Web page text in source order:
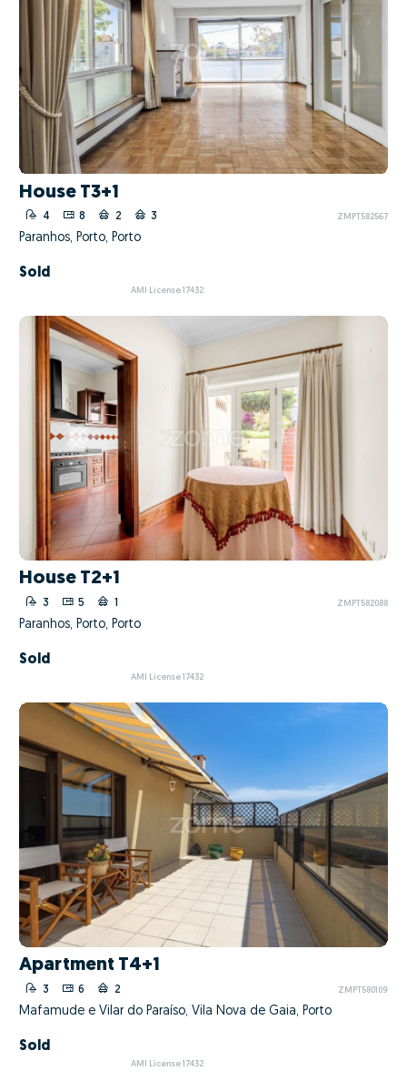
House T3+1
4 8 2 3 ZMPT582567
Paranhos, Porto, Porto
Sold
AMI License 17432
House T2+1
3 5 1 ZMPT582088
Paranhos, Porto, Porto
Sold
AMI License 17432
Apartment T4+1
3 6 2 ZMPT580109
Mafamude e Vilar do Paraíso, Vila Nova de Gaia, Porto
Sold
AMI License 17432